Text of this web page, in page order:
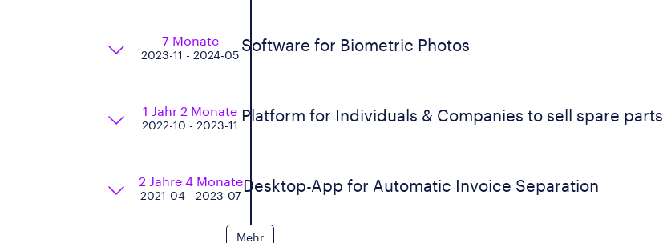
7 Monate
2023-11 - 2024-05
Software for Biometric Photos
1 Jahr 2 Monate
2022-10 - 2023-11
Platform for Individuals & Companies to sell spare parts
2 Jahre 4 Monate
2021-04 - 2023-07
Desktop-App for Automatic Invoice Separation
Mehr